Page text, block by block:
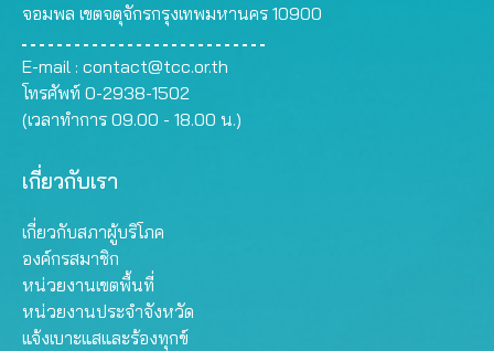
จอมพล เขตจตุจักรกรุงเทพมหานคร 10900
E-mail : contact@tcc.or.th
โทรศัพท์ 0-2938-1502
(เวลาทำการ 09.00 - 18.00 น.)
เกี่ยวกับเรา
เกี่ยวกับสภาผู้บริโภค
องค์กรสมาชิก
หน่วยงานเขตพื้นที่
หน่วยงานประจำจังหวัด
แจ้งเบาะแสและร้องทุกข์